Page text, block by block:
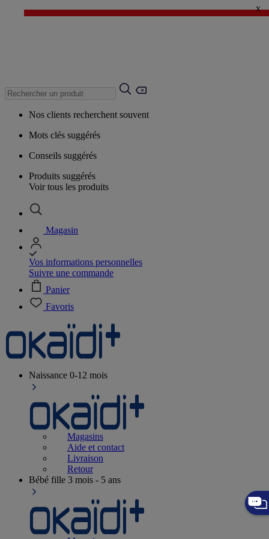
✨ LAST DAYS : Jusqu'à -60%* ✨
x
Nos clients recherchent souvent
Mots clés suggérés
Conseils suggérés
Produits suggérés
Voir tous les produits
Magasin
Vos informations personnelles
Suivre une commande
Panier
Favoris
Naissance 0-12 mois
Magasins
Aide et contact
Livraison
Retour
Bébé fille 3 mois - 5 ans